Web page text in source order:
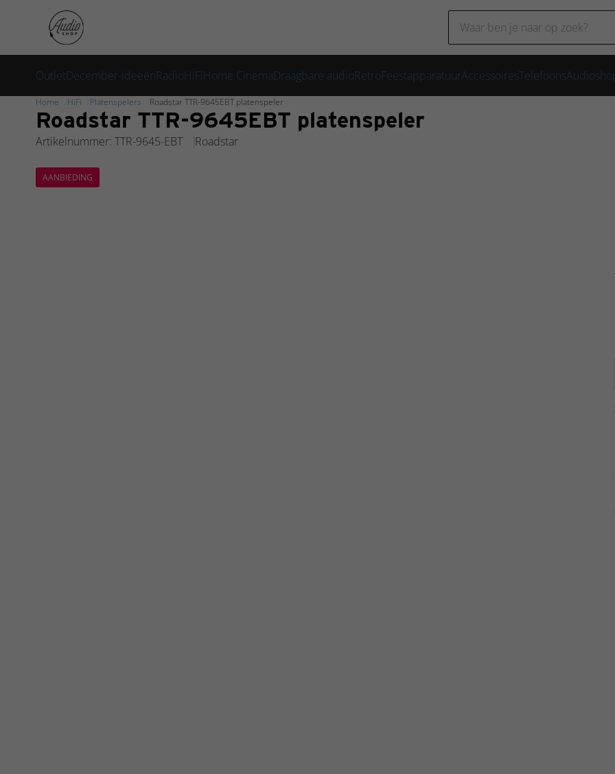
OutletDecember-ideeënRadioHiFiHome CinemaDraagbare audioRetroFeestapparatuurAccessoiresTelefoons
Home HiFi Platenspelers Roadstar TTR-9645EBT platenspeler
Roadstar TTR-9645EBT platenspeler
Artikelnummer: TTR-9645-EBT Roadstar
AANBIEDING